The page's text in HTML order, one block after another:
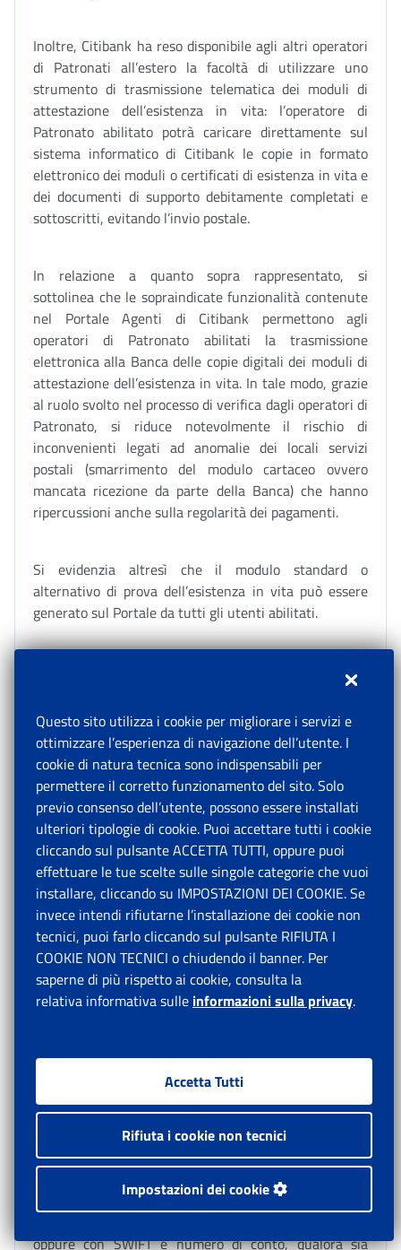
Inoltre, Citibank ha reso disponibile agli altri operatori
di Patronati all’estero la facoltà di utilizzare uno
strumento di trasmissione telematica dei moduli di
attestazione dell’esistenza in vita: l’operatore di
Patronato abilitato potrà caricare direttamente sul
sistema informatico di Citibank le copie in formato
elettronico dei moduli o certificati di esistenza in vita e
dei documenti di supporto debitamente completati e
sottoscritti, evitando l’invio postale.
In relazione a quanto sopra rappresentato, si
sottolinea che le sopraindicate funzionalità contenute
nel Portale Agenti di Citibank permettono agli
operatori di Patronato abilitati la trasmissione
elettronica alla Banca delle copie digitali dei moduli di
attestazione dell’esistenza in vita. In tale modo, grazie
al ruolo svolto nel processo di verifica dagli operatori di
Patronato, si riduce notevolmente il rischio di
inconvenienti legati ad anomalie dei locali servizi
postali (smarrimento del modulo cartaceo ovvero
mancata ricezione da parte della Banca) che hanno
ripercussioni anche sulla regolarità dei pagamenti.
Si evidenzia altresì che il modulo standard o
alternativo di prova dell’esistenza in vita può essere
generato sul Portale da tutti gli utenti abilitati.
Per qualsiasi problematica inerente agli accessi al
sistema Portale Agenti, gli operatori di Patronato e i
funzionari delle Rappresentanze diplomatiche e
consolari possono contattare il Servizio di assistenza di
Citibank all’indirizzo di posta elettronica
portale@citi.com.
Le funzionalità descritte sono accessibili anche agli
operatori INPS abilitati al Portale Agenti di Citibank,
che, nel caso in cui pervengano alle Strutture
territoriali valide prove dell’esistenza in vita, possono
procedere direttamente all’attestazione per mezzo
delle funzionalità sopra descritte.
Inoltre, gli operatori possono inserire o modificare
• la residenza fisica (indirizzo, città, Stato, CAP/ZIP
code) e, se conosciuto, il recapito e-mail del
• le coordinate bancarie espresse con BIC ed IBAN
oppure con SWIFT e numero di conto, qualora sia
Questo sito utilizza i cookie per migliorare i servizi e
ottimizzare l’esperienza di navigazione dell’utente. I
cookie di natura tecnica sono indispensabili per
permettere il corretto funzionamento del sito. Solo
previo consenso dell’utente, possono essere installati
ulteriori tipologie di cookie. Puoi accettare tutti i cookie
cliccando sul pulsante ACCETTA TUTTI, oppure puoi
effettuare le tue scelte sulle singole categorie che vuoi
installare, cliccando su IMPOSTAZIONI DEI COOKIE. Se
invece intendi rifiutarne l’installazione dei cookie non
tecnici, puoi farlo cliccando sul pulsante RIFIUTA I
COOKIE NON TECNICI o chiudendo il banner. Per
saperne di più rispetto ai cookie, consulta la
relativa informativa sulle informazioni sulla privacy.
Accetta Tutti
Rifiuta i cookie non tecnici
Impostazioni dei cookie